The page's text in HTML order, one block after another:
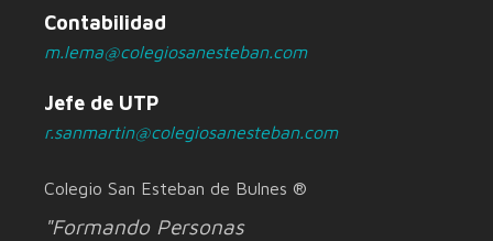
Contabilidad
m.lema@colegiosanesteban.com
Jefe de UTP
r.sanmartin@colegiosanesteban.com
Colegio San Esteban de Bulnes ®
"Formando Personas